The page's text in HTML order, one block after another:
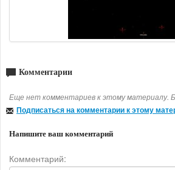
Комментарии
Еще нет комментариев к этому материалу.
Подписаться на комментарии к этому
Напишите ваш комментарий
Комментарий: